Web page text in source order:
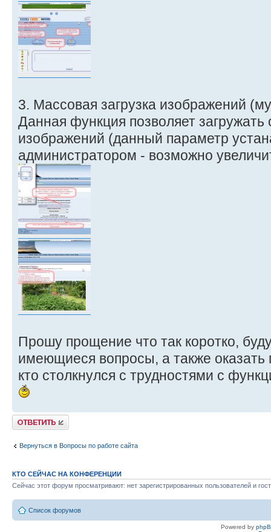
3. Массовая загрузка изображений
Данная функция позволяет
изображений (данный параметр
администратором - возможно
Прошу прощение что так коротко,
имеющиеся вопросы, а также
кто столкнулся с трудностями с
Ответить
Вернуться в Вопросы по работе сайта
КТО СЕЙЧАС НА КОНФЕРЕНЦИИ
Сейчас этот форум просматривают: нет зарегистрированных пользователей и
Список форумов
Powered by